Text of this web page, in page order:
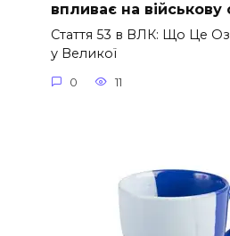
впливає на
Стаття 53 в ВЛК: Що Це
у Великої
0 11